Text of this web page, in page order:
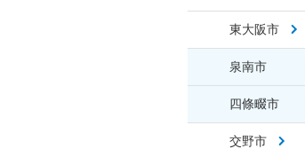
東大阪市
泉南市
四條畷市
交野市